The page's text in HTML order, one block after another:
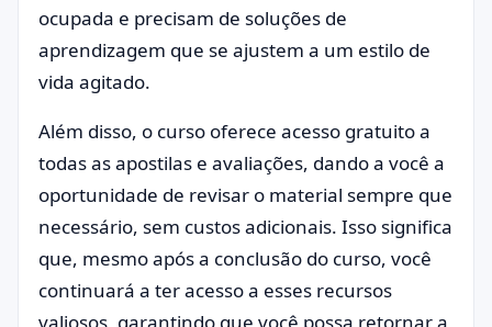
ocupada e precisam de soluções de
aprendizagem que se ajustem a um estilo de
vida agitado.
Além disso, o curso oferece acesso gratuito a
todas as apostilas e avaliações, dando a você a
oportunidade de revisar o material sempre que
necessário, sem custos adicionais. Isso significa
que, mesmo após a conclusão do curso, você
continuará a ter acesso a esses recursos